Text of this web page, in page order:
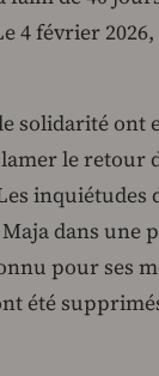
4 février
solidarité ont
le retour
dans une
pour ses
été